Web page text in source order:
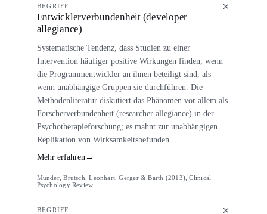
BEGRIFF
Entwicklerverbundenheit (developer
allegiance)
Systematische Tendenz, dass Studien zu einer
Intervention häufiger positive Wirkungen finden, wenn
die Programmentwickler an ihnen beteiligt sind, als
wenn unabhängige Gruppen sie durchführen. Die
Methodenliteratur diskutiert das Phänomen vor allem als
Forscherverbundenheit (researcher allegiance) in der
Psychotherapieforschung; es mahnt zur unabhängigen
Replikation von Wirksamkeitsbefunden.
Mehr erfahren →
Munder, Brütsch, Leonhart, Gerger & Barth (2013), Clinical
Psychology Review
BEGRIFF